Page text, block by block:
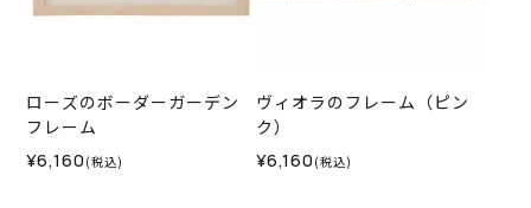
ローズのボーダーガーデン
フレーム
¥6,160 (税込)
ヴィオラのフレーム（ピン
ク）
¥6,160 (税込)